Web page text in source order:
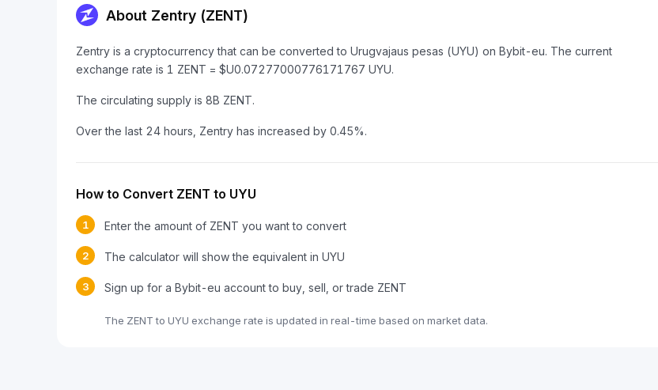
About Zentry (ZENT)
Zentry is a cryptocurrency that can be converted to Urugvajaus pesas (UYU) on Bybit-eu. The current
exchange rate is 1 ZENT = $U0.07277000776171767 UYU.
The circulating supply is 8B ZENT.
Over the last 24 hours, Zentry has increased by 0.45%.
How to Convert ZENT to UYU
1 Enter the amount of ZENT you want to convert
2 The calculator will show the equivalent in UYU
3 Sign up for a Bybit-eu account to buy, sell, or trade ZENT
The ZENT to UYU exchange rate is updated in real-time based on market data.